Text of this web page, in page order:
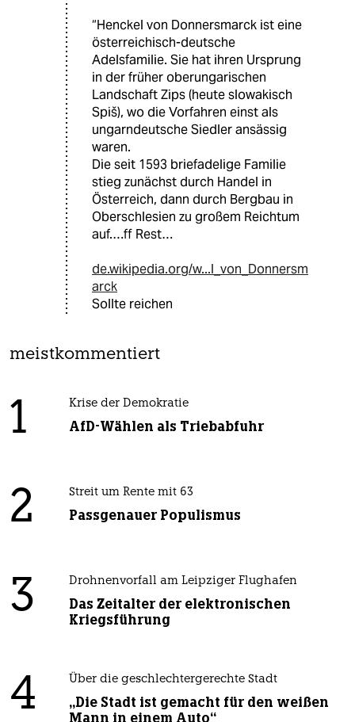
“Henckel von Donnersmarck ist eine
österreichisch-deutsche
Adelsfamilie. Sie hat ihren Ursprung
in der früher oberungarischen
Landschaft Zips (heute slowakisch
Spiš), wo die Vorfahren einst als
ungarndeutsche Siedler ansässig
waren.
Die seit 1593 briefadelige Familie
stieg zunächst durch Handel in
Österreich, dann durch Bergbau in
Oberschlesien zu großem Reichtum
auf.…ff Rest…
de.wikipedia.org/w...l_von_Donnersm
arck
Sollte reichen
meistkommentiert
1 Krise der Demokratie
AfD-Wählen als Triebabfuhr
2 Streit um Rente mit 63
Passgenauer Populismus
3 Drohnenvorfall am Leipziger Flughafen
Das Zeitalter der elektronischen
Kriegsführung
4 Über die geschlechtergerechte Stadt
„Die Stadt ist gemacht für den weißen
Mann in einem Auto“